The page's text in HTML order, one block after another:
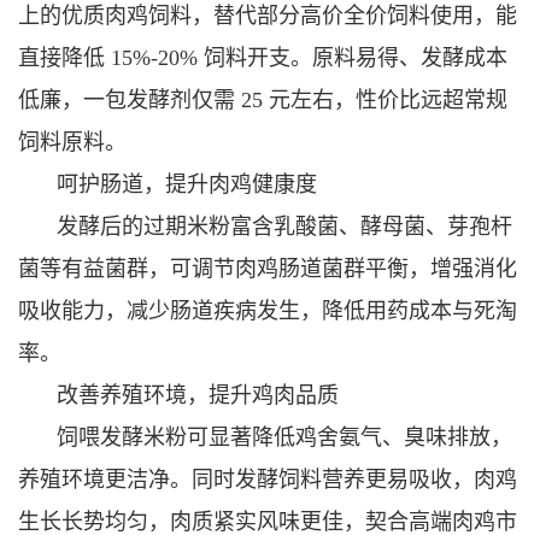
上的优质肉鸡饲料，替代部分高价全价饲料使用，能
直接降低 15%-20% 饲料开支。原料易得、发酵成本
低廉，一包发酵剂仅需 25 元左右，性价比远超常规
饲料原料。
呵护肠道，提升肉鸡健康度
发酵后的过期米粉富含乳酸菌、酵母菌、芽孢杆
菌等有益菌群，可调节肉鸡肠道菌群平衡，增强消化
吸收能力，减少肠道疾病发生，降低用药成本与死淘
率。
改善养殖环境，提升鸡肉品质
饲喂发酵米粉可显著降低鸡舍氨气、臭味排放，
养殖环境更洁净。同时发酵饲料营养更易吸收，肉鸡
生长长势均匀，肉质紧实风味更佳，契合高端肉鸡市